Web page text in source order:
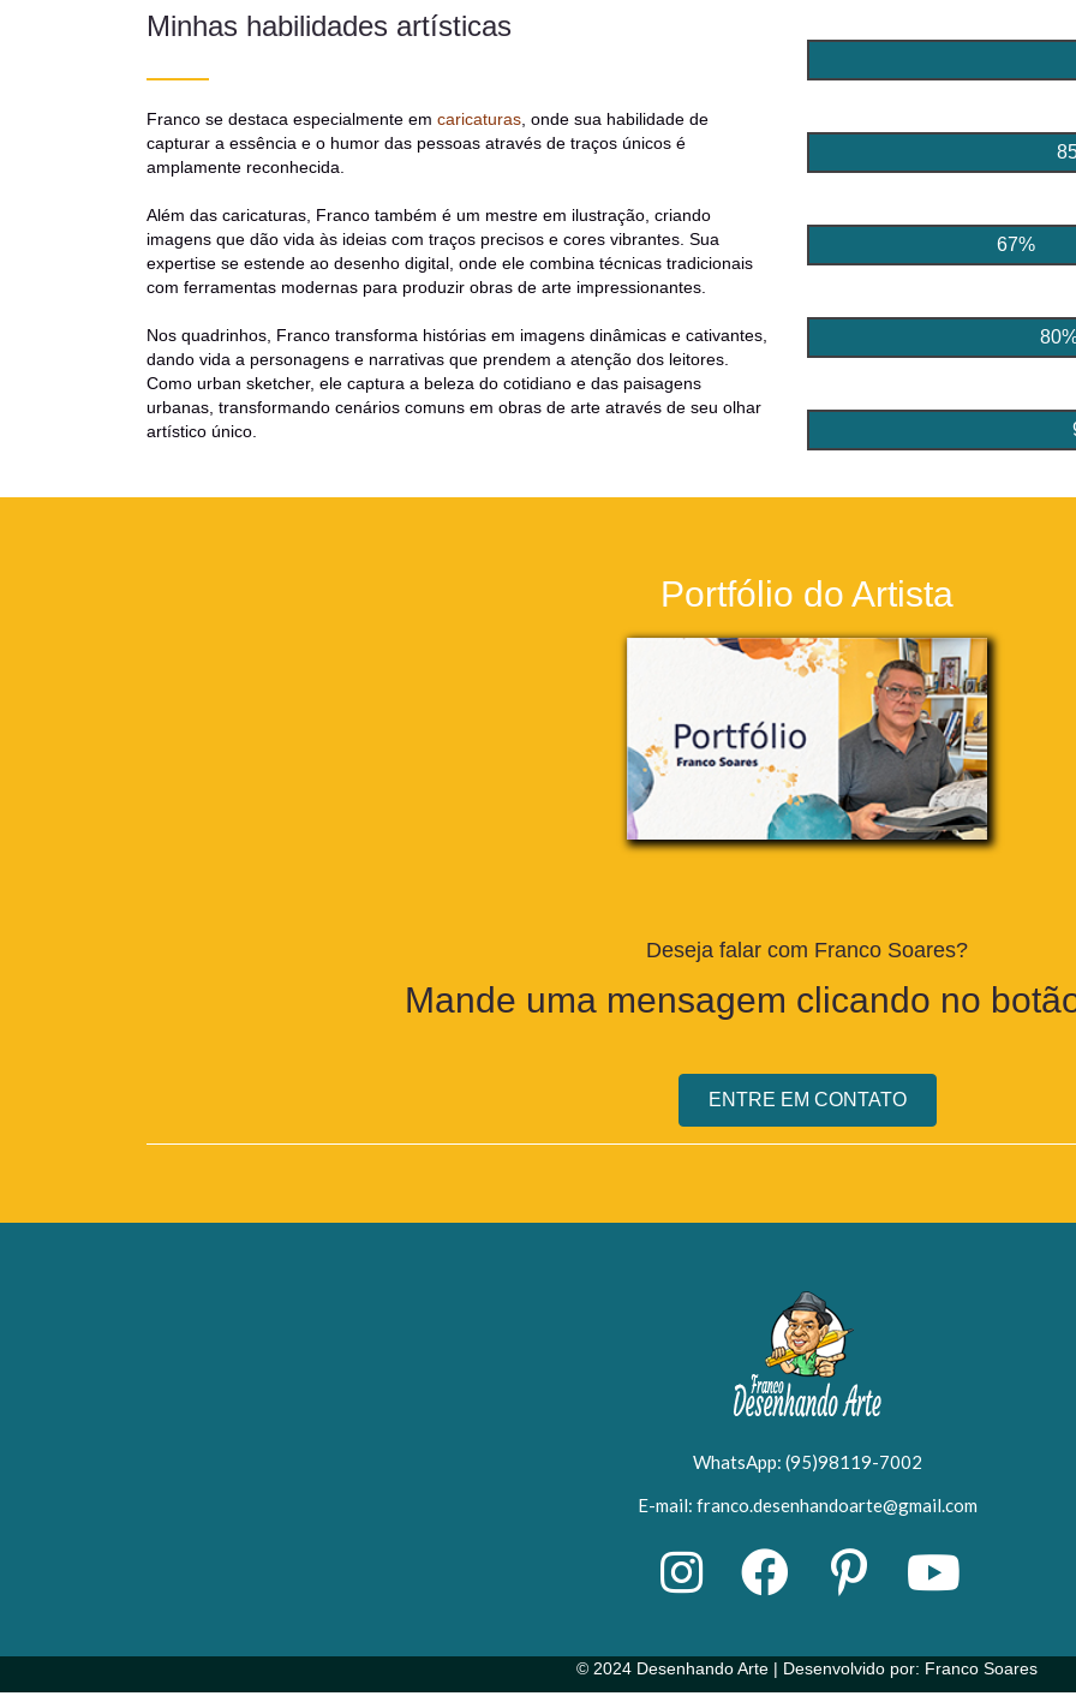
Minhas habilidades artísticas
Franco se destaca especialmente em caricaturas , onde sua habilidade de
capturar a essência e o humor das pessoas através de traços únicos é
amplamente reconhecida.
Além das caricaturas, Franco também é um mestre em ilustração, criando
imagens que dão vida às ideias com traços precisos e cores vibrantes. Sua
expertise se estende ao desenho digital, onde ele combina técnicas tradicionais
com ferramentas modernas para produzir obras de arte impressionantes.
Nos quadrinhos, Franco transforma histórias em imagens dinâmicas e cativantes,
dando vida a personagens e narrativas que prendem a atenção dos leitores.
Como urban sketcher, ele captura a beleza do cotidiano e das paisagens
urbanas, transformando cenários comuns em obras de arte através de seu olhar
artístico único.
67%
Portfólio do Artista
Deseja falar com Franco Soares?
Mande uma mensagem clicando no
ENTRE EM CONTATO
WhatsApp: (95)98119-7002
E-mail: franco.desenhandoarte@gmail.com
© 2024 Desenhando Arte | Desenvolvido por: Franco Soares